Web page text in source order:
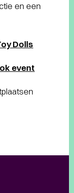
en een
Dolls
event